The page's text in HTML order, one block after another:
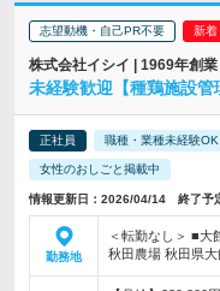
志望動機・自己PR不要
株式会社イシイ | 1969年創
未経験歓迎【種鶏施設
正社員 職種・業種未経験OK
女性のおしごと掲載中
情報更新日：2026/04/14 終了予
勤務地
＜転勤なし＞ ■大
秋田農場 秋田県